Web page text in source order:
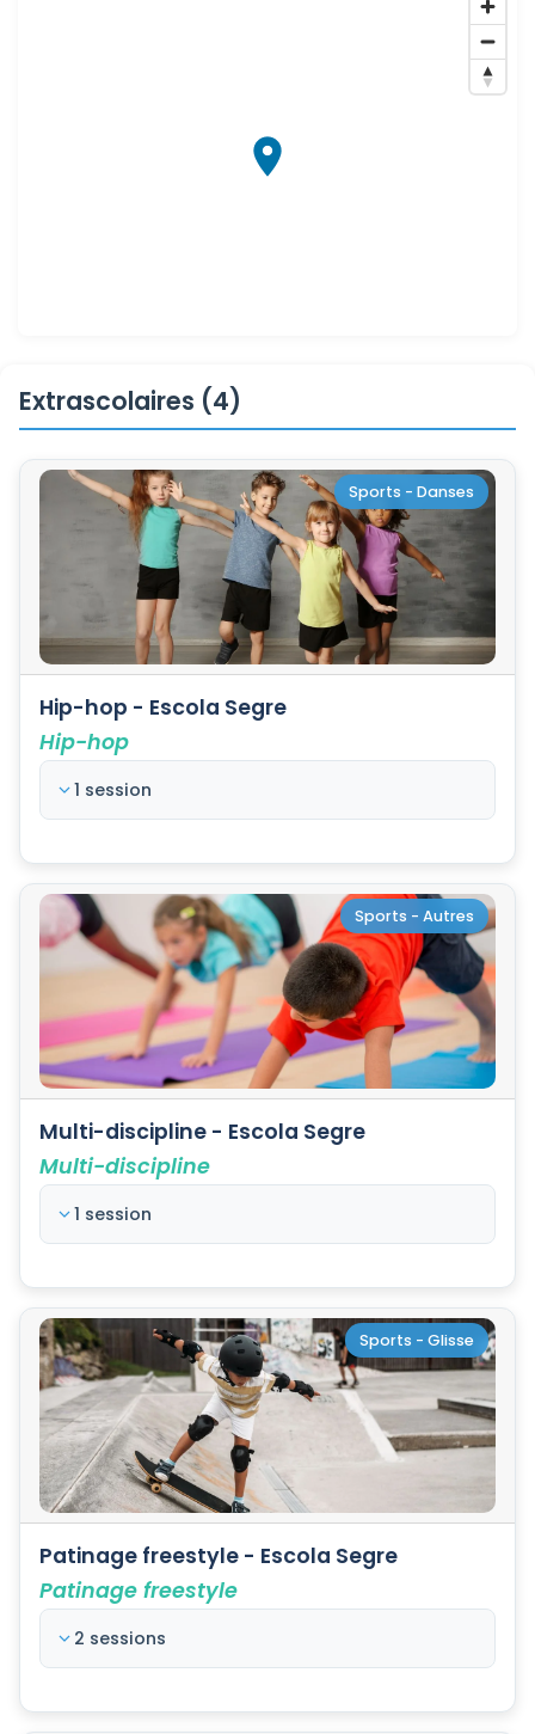
Extrascolaires (4)
Sports - Danses
Hip-hop - Escola Segre
Hip-hop
1 session
Sports - Autres
Multi-discipline - Escola Segre
Multi-discipline
1 session
Sports - Glisse
Patinage freestyle - Escola Segre
Patinage freestyle
2 sessions